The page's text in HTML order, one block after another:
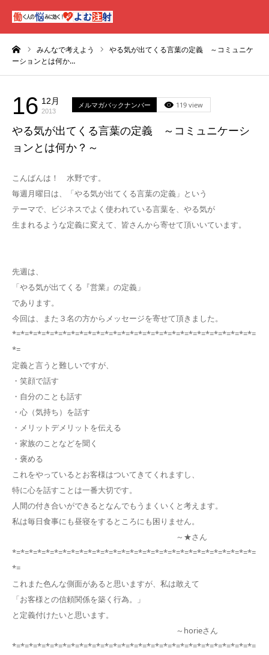
みんなで考えよう
やる気が出てくる言葉の定義 ～コミュニケ
ーションとは何か…
16 12月
2013
メルマガバックナンバー 119 view
やる気が出てくる言葉の定義 ～コミュニケーシ
ョンとは何か？～
こんばんは！ 水野です。
毎週月曜日は、「やる気が出てくる言葉の定義」という
テーマで、ビジネスでよく使われている言葉を、やる気が
生まれるような定義に変えて、皆さんから寄せて頂いいています。
先週は、
「やる気が出てくる『営業』の定義」
であります。
今回は、また３名の方からメッセージを寄せて頂きました。
*=*=*=*=*=*=*=*=*=*=*=*=*=*=*=*=*=*=*=*=*=*=*=*=*=*=*=*=*=
*=
定義と言うと難しいですが、
・笑顔で話す
・自分のことも話す
・心（気持ち）を話す
・メリットデメリットを伝える
・家族のことなどを聞く
・褒める
これをやっているとお客様はついてきてくれますし、
特に心を話すことは一番大切です。
人間の付き合いができるとなんでもうまくいくと考えます。
私は毎日食事にも昼寝をするところにも困りません。
～★さん
*=*=*=*=*=*=*=*=*=*=*=*=*=*=*=*=*=*=*=*=*=*=*=*=*=*=*=*=*=
*=
これまた色んな側面があると思いますが、私は敢えて
「お客様との信頼関係を築く行為。」
と定義付けたいと思います。
～horieさん
*=*=*=*=*=*=*=*=*=*=*=*=*=*=*=*=*=*=*=*=*=*=*=*=*=*=*=*=*=